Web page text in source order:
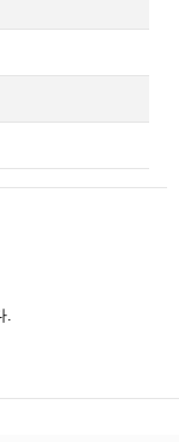
.